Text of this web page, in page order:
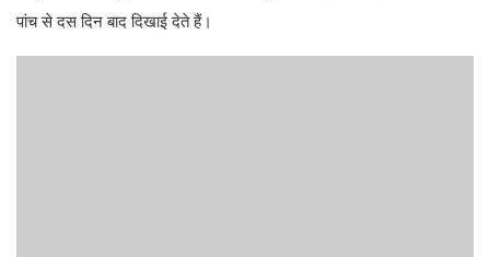
पांच से दस दिन बाद दिखाई देते हैं।